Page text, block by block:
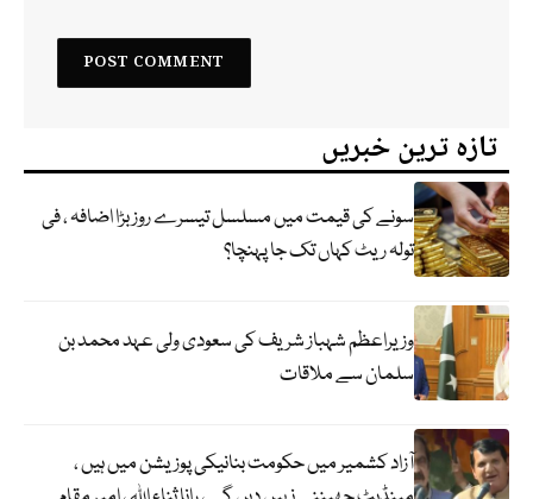
تازہ ترین خبریں
سونے کی قیمت میں مسلسل تیسرے روز بڑا اضافہ ، فی
تولہ ریٹ کہاں تک جا پہنچا؟
وزیراعظم شہباز شریف کی سعودی ولی عہد محمد بن
سلمان سے ملاقات
آزاد کشمیر میں حکومت بنانیکی پوزیشن میں ہیں ،